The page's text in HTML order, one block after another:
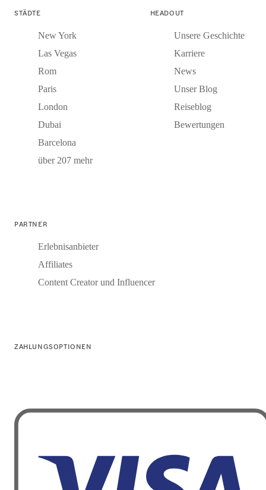
STÄDTE
New York
Las Vegas
Rom
Paris
London
Dubai
Barcelona
über 207 mehr
HEADOUT
Unsere Geschichte
Karriere
News
Unser Blog
Reiseblog
Bewertungen
PARTNER
Erlebnisanbieter
Affiliates
Content Creator und Influencer
ZAHLUNGSOPTIONEN